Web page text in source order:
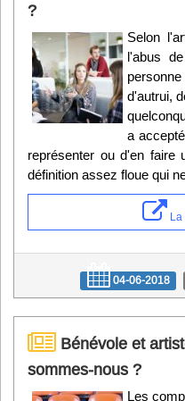
?
Selon
l'abus
d'autrui,
a
représenter ou d'en faire
définition assez floue qui
La
04-06-2018
Bénévole et
sommes-nous ?
Les